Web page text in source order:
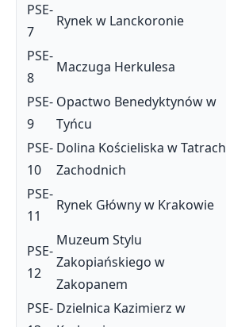
PSE-
7
Rynek w Lanckoronie
PSE-
8
Maczuga Herkulesa
PSE-
9
Opactwo Benedyktynów w
Tyńcu
PSE-
10
Dolina Kościeliska w Tatrach
Zachodnich
PSE-
11
Rynek Główny w Krakowie
PSE-
12
Muzeum Stylu
Zakopiańskiego w
Zakopanem
PSE- Dzielnica Kazimierz w